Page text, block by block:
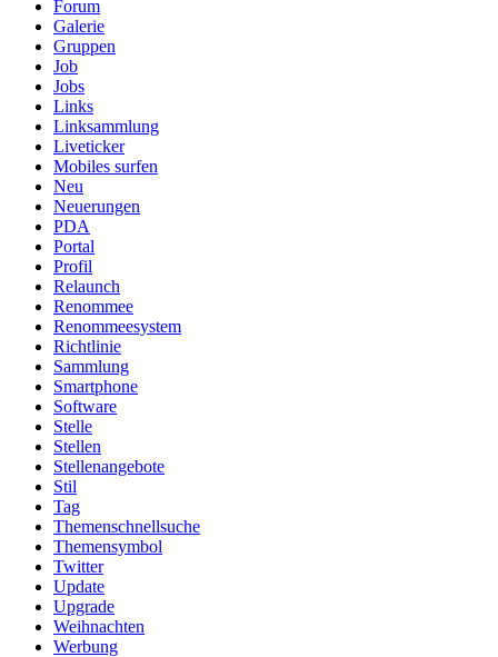
Forum
Galerie
Gruppen
Job
Jobs
Links
Linksammlung
Liveticker
Mobiles surfen
Neu
Neuerungen
PDA
Portal
Profil
Relaunch
Renommee
Renommeesystem
Richtlinie
Sammlung
Smartphone
Software
Stelle
Stellen
Stellenangebote
Stil
Tag
Themenschnellsuche
Themensymbol
Twitter
Update
Upgrade
Weihnachten
Werbung